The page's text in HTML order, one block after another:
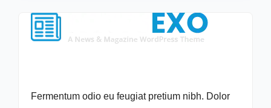
Fermentum odio eu feugiat pretium nibh. Dolor